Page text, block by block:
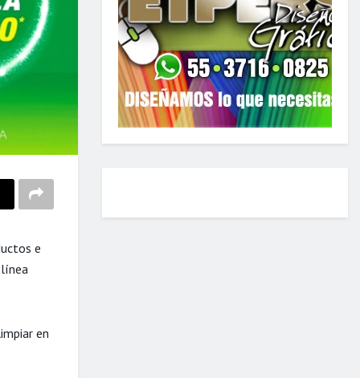
e
en